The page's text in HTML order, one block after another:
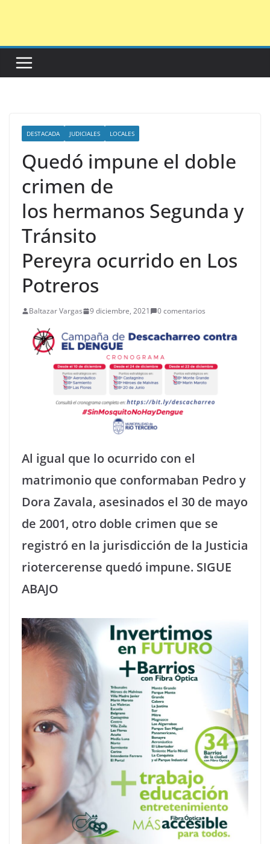
DESTACADA JUDICIALES LOCALES
Quedó impune el doble
crimen de
los hermanos Segunda y
Tránsito
Pereyra ocurrido en Los
Potreros
Baltazar Vargas 9 diciembre, 2021 0 comentarios
Al igual que lo ocurrido con el
matrimonio que conformaban Pedro y
Dora Zavala, asesinados el 30 de mayo
de 2001, otro doble crimen que se
registró en la jurisdicción de la Justicia
riotercerense quedó impune. SIGUE
ABAJO